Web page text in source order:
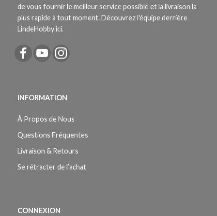
de vous fournir le meilleur service possible et la livraison la
plus rapide à tout moment. Découvrez l'équipe derrière
LindeHobby ici.
INFORMATION
À Propos de Nous
Questions Fréquentes
Livraison & Retours
Se rétracter de l’achat
CONNEXION